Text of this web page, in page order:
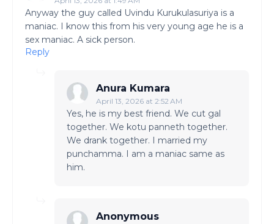
Anyway the guy called Uvindu Kurukulasuriya is a
maniac. I know this from his very young age he is a
sex maniac. A sick person.
Reply
Anura Kumara
April 13, 2026 at 2:52 AM
Yes, he is my best friend. We cut gal
together. We kotu panneth together.
We drank together. I married my
punchamma. I am a maniac same as
him.
Anonymous